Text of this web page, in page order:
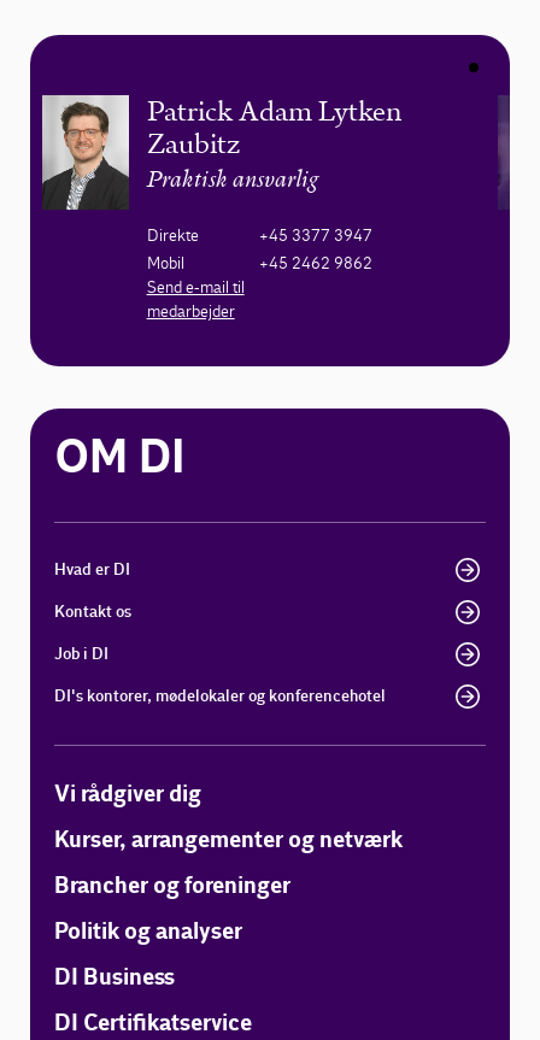
Patrick Adam Lytken
Zaubitz
Praktisk ansvarlig
Direkte
+45 3377 3947
Mobil
+45 2462 9862
Send e-mail til
medarbejder
OM DI
Hvad er DI
Kontakt os
Job i DI
DI's kontorer, mødelokaler og konferencehotel
Vi rådgiver dig
Kurser, arrangementer og netværk
Brancher og foreninger
Politik og analyser
DI Business
DI Certifikatservice